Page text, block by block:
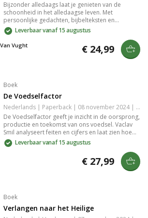
Bijzonder alledaags laat je genieten van de
schoonheid in het alledaagse leven. Met
persoonlijke gedachten, bijbelteksten en
prachtige foto's van huis-, tuin- en
keukenobjecten, biedt dit koffietafelboek een
frisse kijk op alledaagse voorwerpen. Geschreven
door Mirjam Ordelman-Van Vugt, liefhebber van
Leverbaar vanaf 15 augustus
Vught € 24,99
Boek
De Voedselfactor
Nederlands | Paperback | 08 november 2024 | 320 pagina's | 9789046833087
De Voedselfactor geeft je inzicht in de oorsprong,
productie en toekomst van ons voedsel. Vaclav
Smil analyseert feiten en cijfers en laat zien hoe
we wereldwijd mensen kunnen voeden met
minder impact op de planeet, zonder te vervallen
Leverbaar vanaf 15 augustus
€ 27,99
Boek
Verlangen naar het Heilige